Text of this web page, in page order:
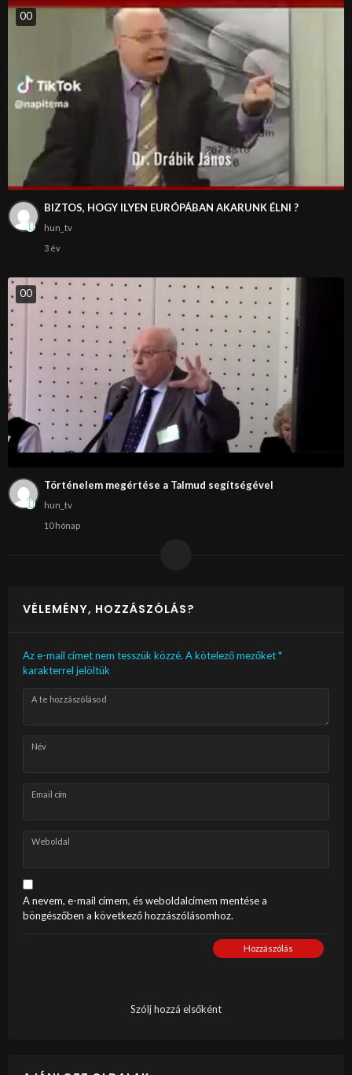
00
BIZTOS, HOGY ILYEN EURÓPÁBAN AKARUNK ÉLNI ?
hun_tv
3 év
00
Történelem megértése a Talmud segítségével
hun_tv
10 hónap
VÉLEMÉNY, HOZZÁSZÓLÁS?
Az e-mail címet nem tesszük közzé. A kötelező mezőket*
karakterrel jelöltük
A te hozzászólásod
Név
Email cím
Weboldal
A nevem, e-mail címem, és weboldalcímem mentése a
böngészőben a következő hozzászólásomhoz.
Hozzászólás
Szólj hozzá elsőként